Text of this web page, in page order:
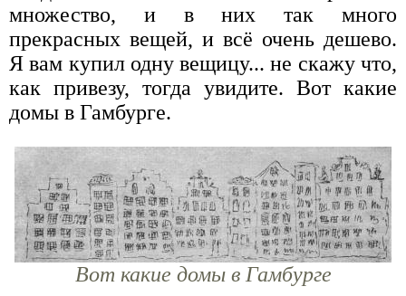
множество, и в них так много
прекрасных вещей, и всё очень дешево.
Я вам купил одну вещицу... не скажу что,
как привезу, тогда увидите. Вот какие
домы в Гамбурге.
Вот какие домы в Гамбурге